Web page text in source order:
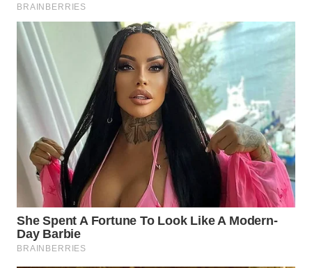
BOGOR
WN
DEPOK
WN
TAPANULI
UTARA
WN
SAMOSIR
WN
PADANG
LAWAS